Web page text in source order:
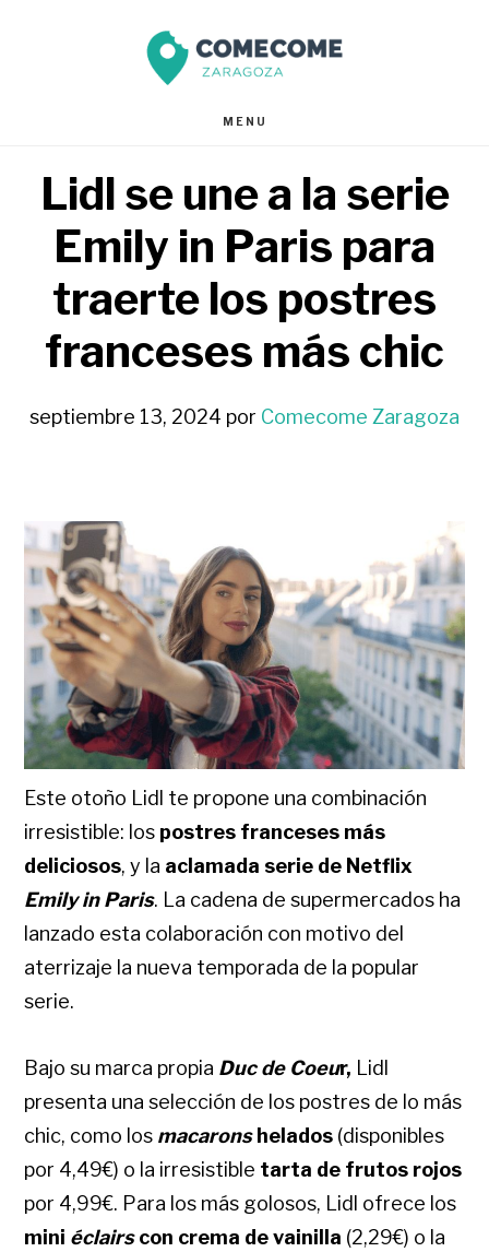
página
MENU
Lidl se une a la serie
Emily in Paris para
traerte los postres
franceses más chic
septiembre 13, 2024 por Comecome Zaragoza
Este otoño Lidl te propone una combinación
irresistible: los postres franceses más
deliciosos, y la aclamada serie de Netflix
Emily in Paris. La cadena de supermercados ha
lanzado esta colaboración con motivo del
aterrizaje la nueva temporada de la popular
serie.
Bajo su marca propia Duc de Coeur, Lidl
presenta una selección de los postres de lo más
chic, como los macaronshelados (disponibles
por 4,49€) o la irresistible tarta de frutos rojos
por 4,99€. Para los más golosos, Lidl ofrece los
mini éclairscon crema de vainilla (2,29€) o la